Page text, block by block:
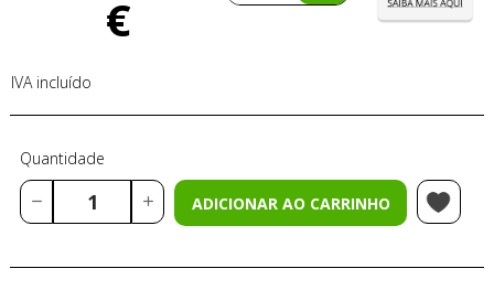
€
IVA incluído
Quantidade
ADICIONAR AO CARRINHO